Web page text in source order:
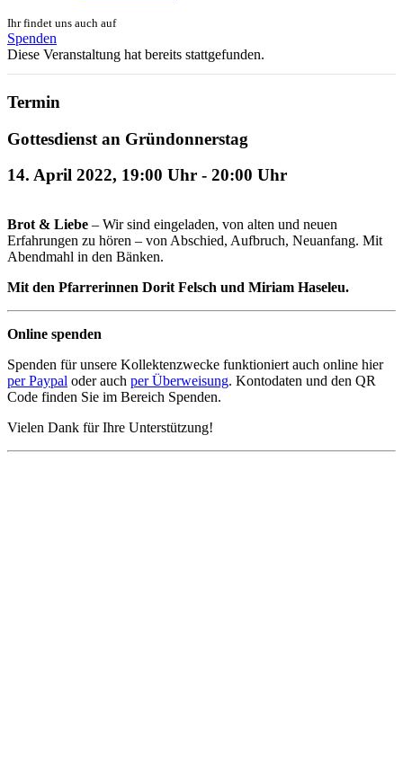
Ihr findet uns auch auf
Spenden
Diese Veranstaltung hat bereits stattgefunden.
Termin
Gottesdienst an Gründonnerstag
14. April 2022, 19:00 Uhr - 20:00 Uhr
Brot & Liebe – Wir sind eingeladen, von alten und neuen
Erfahrungen zu hören – von Abschied, Aufbruch, Neuanfang. Mit
Abendmahl in den Bänken.
Mit den Pfarrerinnen Dorit Felsch und Miriam Haseleu.
Online spenden
Spenden für unsere Kollektenzwecke funktioniert auch online hier
per Paypal oder auch per Überweisung. Kontodaten und den QR
Code finden Sie im Bereich Spenden.
Vielen Dank für Ihre Unterstützung!